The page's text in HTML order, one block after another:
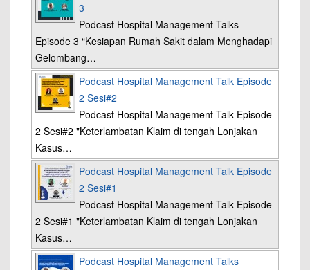
3
Podcast Hospital Management Talks
Episode 3 “Kesiapan Rumah Sakit dalam Menghadapi
Gelombang…
Podcast Hospital Management Talk Episode
2 Sesi#2
Podcast Hospital Management Talk Episode
2 Sesi#2 "Keterlambatan Klaim di tengah Lonjakan
Kasus…
Podcast Hospital Management Talk Episode
2 Sesi#1
Podcast Hospital Management Talk Episode
2 Sesi#1 "Keterlambatan Klaim di tengah Lonjakan
Kasus…
Podcast Hospital Management Talks